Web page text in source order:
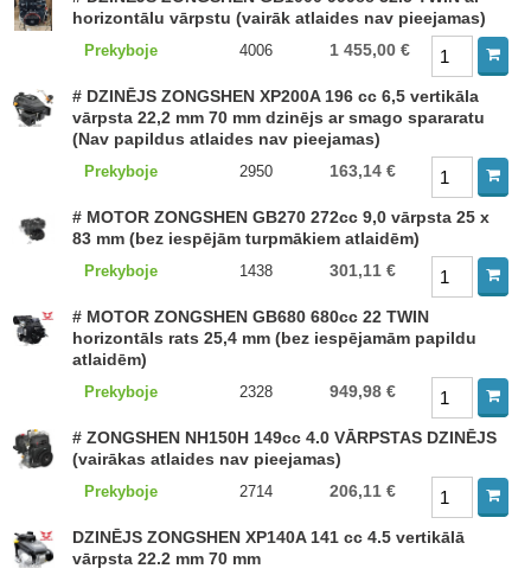
horizontālu vārpstu (vairāk atlaides nav pieejamas)
Prekyboje 4006 1 455,00 €
# DZINĒJS ZONGSHEN XP200A 196 cc 6,5 vertikāla
vārpsta 22,2 mm 70 mm dzinējs ar smago spararatu
(Nav papildus atlaides nav pieejamas)
Prekyboje 2950 163,14 €
# MOTOR ZONGSHEN GB270 272cc 9,0 vārpsta 25 x
83 mm (bez iespējām turpmākiem atlaidēm)
Prekyboje 1438 301,11 €
# MOTOR ZONGSHEN GB680 680cc 22 TWIN
horizontāls rats 25,4 mm (bez iespējamām papildu
atlaidēm)
Prekyboje 2328 949,98 €
# ZONGSHEN NH150H 149cc 4.0 VĀRPSTAS DZINĒJS
(vairākas atlaides nav pieejamas)
Prekyboje 2714 206,11 €
DZINĒJS ZONGSHEN XP140A 141 cc 4.5 vertikālā
vārpsta 22.2 mm 70 mm